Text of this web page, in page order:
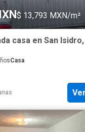
$ 13,793 MXN/m²
Casa